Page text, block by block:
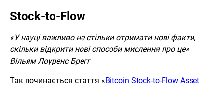
Stock-to-Flow
«У науці важливо не стільки отримати нові факти,
скільки відкрити нові способи мислення про це»
Вільям Лоуренс Брегг
Так починається стаття «Bitcoin Stock-to-Flow Asset